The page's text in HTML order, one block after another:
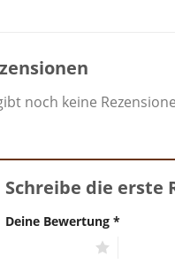
noch keine
Schreibe die erste
Deine Bewertung *